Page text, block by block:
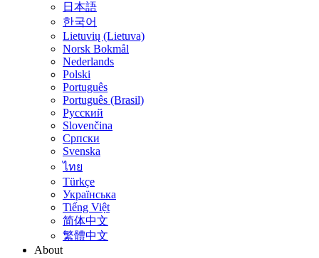
日本語
한국어
Lietuvių (Lietuva)
‪Norsk Bokmål‬
Nederlands
Polski
Português
Português (Brasil)
Русский
Slovenčina
Српски
Svenska
ไทย
Türkçe
Українська
Tiếng Việt
简体中文
繁體中文
About